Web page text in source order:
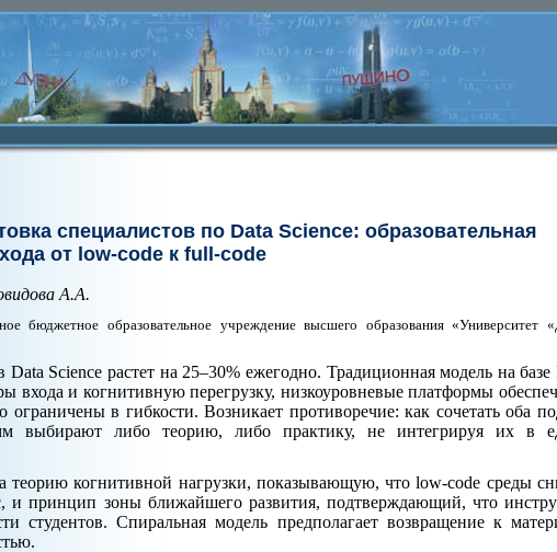
специалистов по Data Science: образовательная
от low-code к full-code
А.А.
бюджетное образовательное учреждение высшего образования «Университет
Science растет на 25–30% ежегодно. Традиционная модель на базе
входа и когнитивную перегрузку, низкоуровневые платформы
ограничены в гибкости. Возникает противоречие: как сочетать оба
выбирают либо теорию, либо практику, не интегрируя их в
теорию когнитивной нагрузки, показывающую, что low-code среды
и принцип зоны ближайшего развития, подтверждающий, что
студентов. Спиральная модель предполагает возвращение к